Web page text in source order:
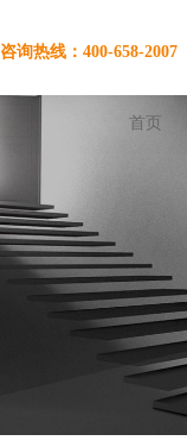
咨询热线：400-658-2007
首页